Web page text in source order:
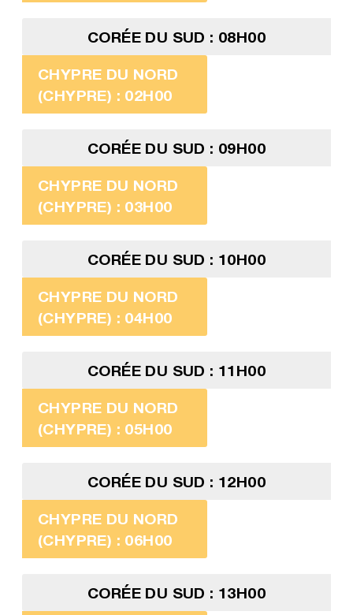
CORÉE DU SUD : 08H00
CHYPRE DU NORD
(CHYPRE) : 02H00
CORÉE DU SUD : 09H00
CHYPRE DU NORD
(CHYPRE) : 03H00
CORÉE DU SUD : 10H00
CHYPRE DU NORD
(CHYPRE) : 04H00
CORÉE DU SUD : 11H00
CHYPRE DU NORD
(CHYPRE) : 05H00
CORÉE DU SUD : 12H00
CHYPRE DU NORD
(CHYPRE) : 06H00
CORÉE DU SUD : 13H00